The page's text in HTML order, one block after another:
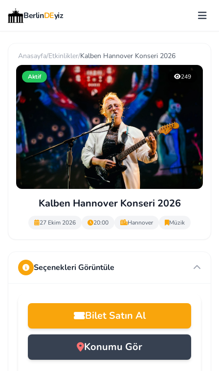
BerlinDEyiz
Anasayfa/Etkinlikler/Kalben Hannover Konseri 2026
Aktif 249
Kalben Hannover Konseri 2026
27 Ekim 2026 20:00 Hannover Müzik
Seçenekleri Görüntüle
Bilet Satın Al
Konumu Gör